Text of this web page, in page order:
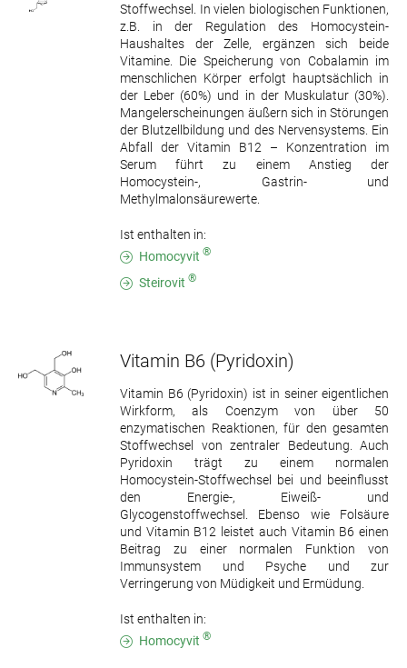
Stoffwechsel. In vielen biologischen Funktionen,
z.B. in der Regulation des Homocystein-
Haushaltes der Zelle, ergänzen sich beide
Vitamine. Die Speicherung von Cobalamin im
menschlichen Körper erfolgt hauptsächlich in
der Leber (60%) und in der Muskulatur (30%).
Mangelerscheinungen äußern sich in Störungen
der Blutzellbildung und des Nervensystems. Ein
Abfall der Vitamin B12 – Konzentration im
Serum führt zu einem Anstieg der
Homocystein-, Gastrin- und
Methylmalonsäurewerte.
Ist enthalten in:
Homocyvit ®
Steirovit ®
Vitamin B6 (Pyridoxin)
Vitamin B6 (Pyridoxin) ist in seiner eigentlichen
Wirkform, als Coenzym von über 50
enzymatischen Reaktionen, für den gesamten
Stoffwechsel von zentraler Bedeutung. Auch
Pyridoxin trägt zu einem normalen
Homocystein-Stoffwechsel bei und beeinflusst
den Energie-, Eiweiß- und
Glycogenstoffwechsel. Ebenso wie Folsäure
und Vitamin B12 leistet auch Vitamin B6 einen
Beitrag zu einer normalen Funktion von
Immunsystem und Psyche und zur
Verringerung von Müdigkeit und Ermüdung.
Ist enthalten in:
Homocyvit ®